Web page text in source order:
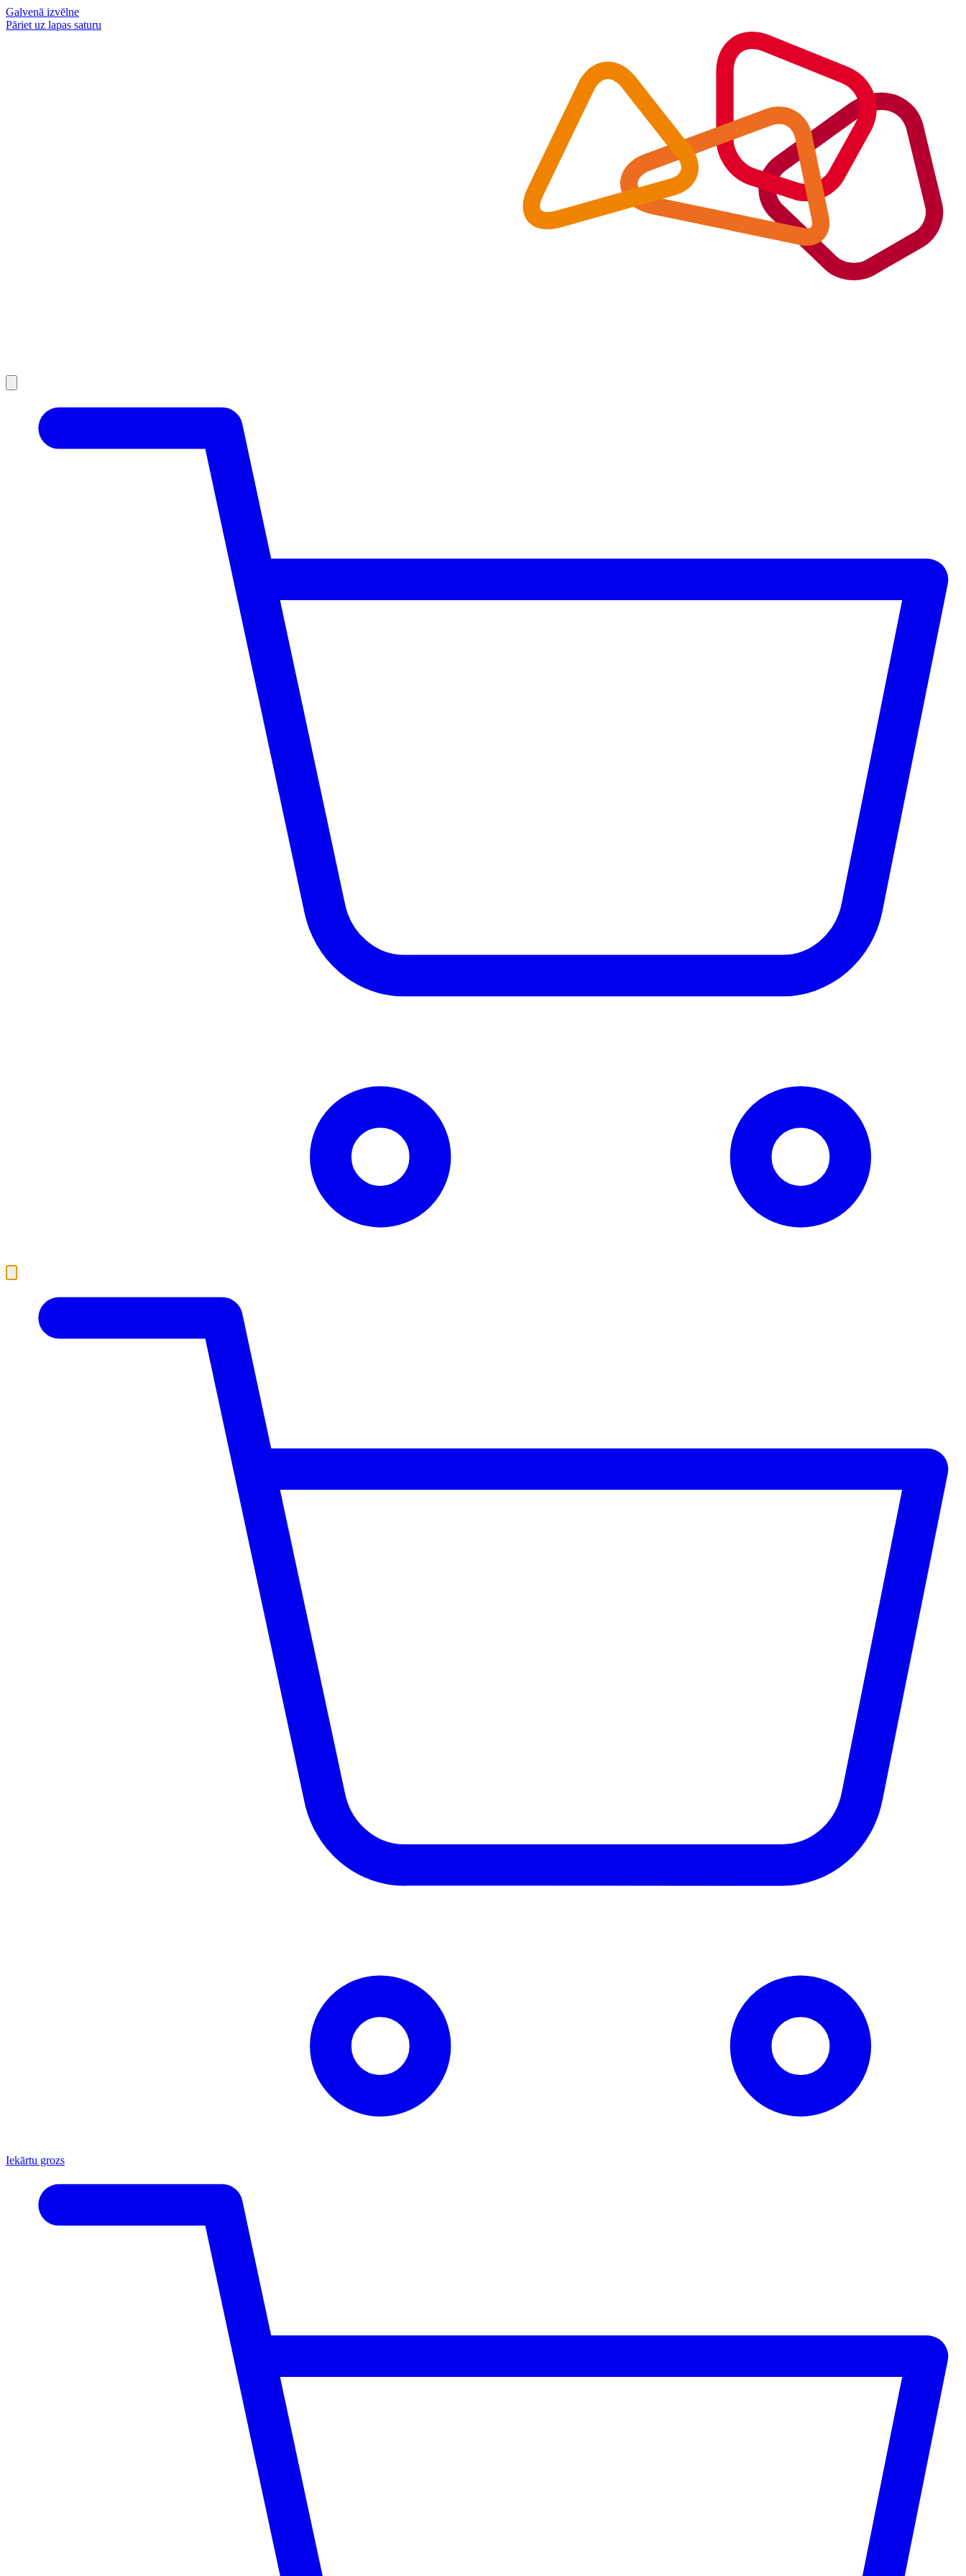
Galvenā izvēlne
Pāriet uz lapas saturu
Iekārtu grozs